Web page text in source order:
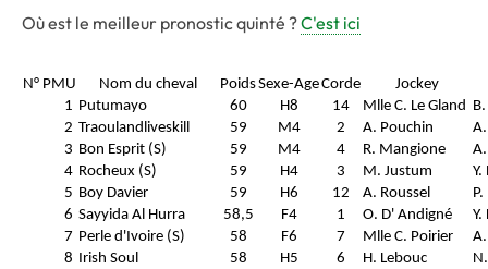
Où est le meilleur pronostic quinté ?C'est ici
N° PMU Nom du cheval PoidsSexe-AgeCorde
Jockey
1 Putumayo 60 H8 14 Mlle C. Le Gland
2 Traoulandliveskill 59 M4 2 A. Pouchin
3 Bon Esprit (S) 59 M4 4 R. Mangione
4 Rocheux (S) 59 H4 3 M. Justum
5 Boy Davier 59 H6 12 A. Roussel
6 Sayyida Al Hurra 58,5 F4 1 O. D' Andigné
7 Perle d'Ivoire (S) 58 F6 7 Mlle C. Poirier
8 Irish Soul 58 H5 6 H. Lebouc